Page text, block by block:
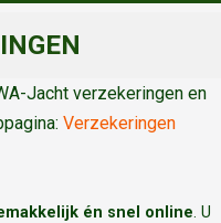
Jacht verzekeringen en
Verzekeringen
én snel online. U